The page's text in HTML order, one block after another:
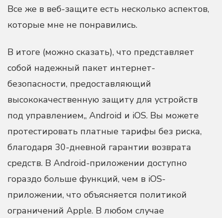
Все же в веб-защите есть несколько аспектов,
которые мне не понравились.
В итоге (можно сказать), что представляет
собой надежный пакет интернет-
безопасности, предоставляющий
высококачественную защиту для устройств
под управлением,, Android и iOS. Вы можете
протестировать платные тарифы без риска,
благодаря 30-дневной гарантии возврата
средств. В Android-приложении доступно
гораздо больше функций, чем в iOS-
приложении, что объясняется политикой
ограничений Apple. В любом случае